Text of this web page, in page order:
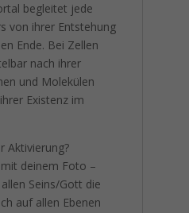
begleitet jede
von ihrer Entstehung
Ende. Bei Zellen
nach ihrer
und Molekülen
Existenz im
Aktivierung?
deinem Foto –
Seins/Gott die
auf allen Ebenen